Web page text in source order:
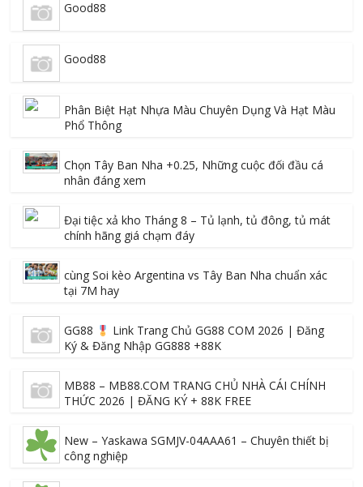
Good88
Good88
Phân Biệt Hạt Nhựa Màu Chuyên Dụng Và Hạt Màu
Phổ Thông
Chọn Tây Ban Nha +0.25, Những cuộc đối đầu cá
nhân đáng xem
Đại tiệc xả kho Tháng 8 – Tủ lạnh, tủ đông, tủ mát
chính hãng giá chạm đáy
cùng Soi kèo Argentina vs Tây Ban Nha chuẩn xác
tại 7M hay
GG88
Link Trang Chủ GG88 COM 2026 | Đăng
Ký & Đăng Nhập GG888 +88K
MB88 – MB88.COM TRANG CHỦ NHÀ CÁI CHÍNH
THỨC 2026 | ĐĂNG KÝ + 88K FREE
New – Yaskawa SGMJV-04AAA61 – Chuyên thiết bị
công nghiệp